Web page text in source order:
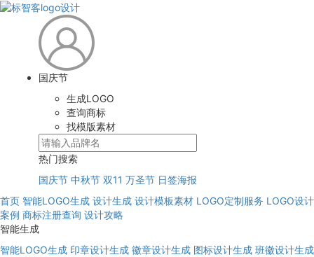
国庆节
生成LOGO
查询商标
找模版素材
热门搜索
国庆节 中秋节 双11 万圣节 日签海报
首页 智能LOGO生成 设计生成 设计模板素材 LOGO定制服务 LOGO设计
案例 商标注册查询 设计攻略
智能生成
智能LOGO生成 印章设计生成 徽章设计生成 图标设计生成 班徽设计生成